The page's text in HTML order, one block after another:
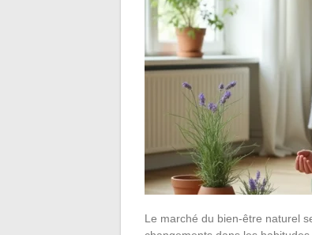
Le marché du bien-être naturel